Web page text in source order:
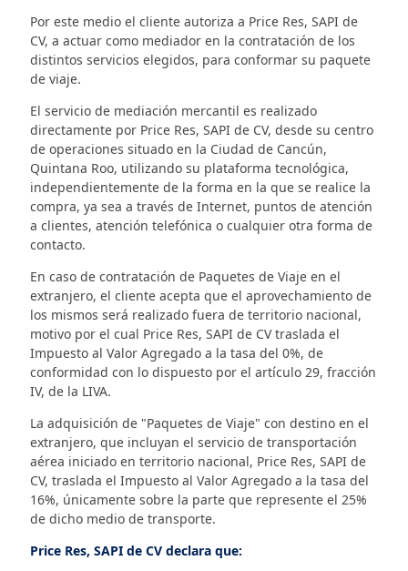
Por este medio el cliente autoriza a Price Res, SAPI de
CV, a actuar como mediador en la contratación de los
distintos servicios elegidos, para conformar su paquete
de viaje.
El servicio de mediación mercantil es realizado
directamente por Price Res, SAPI de CV, desde su centro
de operaciones situado en la Ciudad de Cancún,
Quintana Roo, utilizando su plataforma tecnológica,
independientemente de la forma en la que se realice la
compra, ya sea a través de Internet, puntos de atención
a clientes, atención telefónica o cualquier otra forma de
contacto.
En caso de contratación de Paquetes de Viaje en el
extranjero, el cliente acepta que el aprovechamiento de
los mismos será realizado fuera de territorio nacional,
motivo por el cual Price Res, SAPI de CV traslada el
Impuesto al Valor Agregado a la tasa del 0%, de
conformidad con lo dispuesto por el artículo 29, fracción
IV, de la LIVA.
La adquisición de "Paquetes de Viaje" con destino en el
extranjero, que incluyan el servicio de transportación
aérea iniciado en territorio nacional, Price Res, SAPI de
CV, traslada el Impuesto al Valor Agregado a la tasa del
16%, únicamente sobre la parte que represente el 25%
de dicho medio de transporte.
Price Res, SAPI de CV declara que: